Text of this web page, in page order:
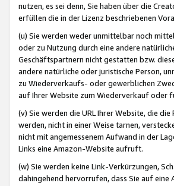
nutzen, es sei denn, Sie haben über die
erfüllen die in der Lizenz beschriebenen
(u) Sie werden weder unmittelbar noch
oder zu Nutzung durch eine andere
Geschäftspartnern nicht gestatten bzw.
andere natürliche oder juristische Person,
zu Wiederverkaufs- oder gewerblichen
auf Ihrer Website zum Wiederverkauf oder
(v) Sie werden die URL Ihrer Website, die
werden, nicht in einer Weise tarnen,
nicht mit angemessenem Aufwand in der
Links eine Amazon-Website aufruft.
(w) Sie werden keine Link-Verkürzungen,
dahingehend hervorrufen, dass Sie auf eine